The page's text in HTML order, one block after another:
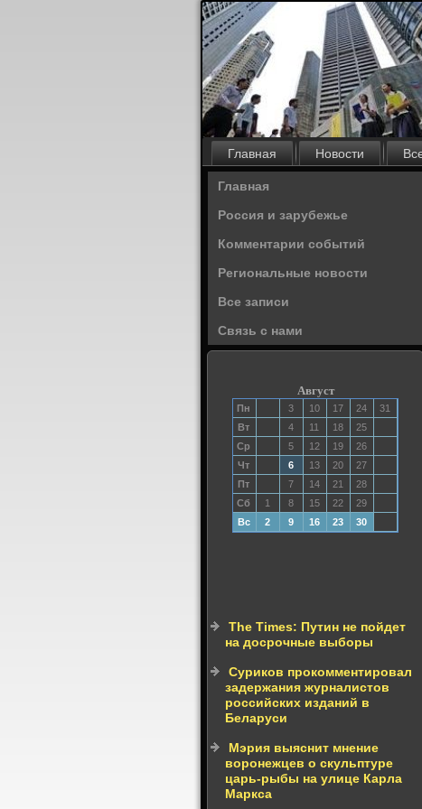
Главная Новости
Главная
Россия и зарубежье
Комментарии событий
Региональные новости
Все записи
Связь с нами
Август
Пн 3 10 17 24
31
Вт
4 11 18
25
Ср
5 12 19
26
Чт
6 13 20
27
Пт
7 14 21
28
Сб
1 8 15 22
29
Вс
2 9 16 23 30
The Times: Путин не пойдет
на досрочные выборы
Суриков прокомментировал
задержания журналистов
российских изданий в
Беларуси
Мэрия выяснит мнение
воронежцев о скульптуре
царь-рыбы на улице Карла
Маркса